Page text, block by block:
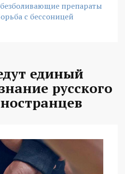
препараты
с бессоницей
единый
русского